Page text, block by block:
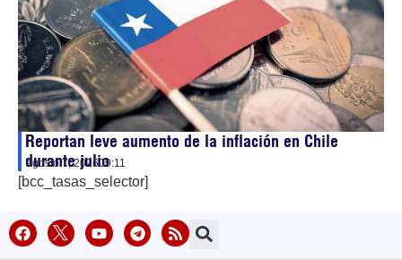
Reportan leve aumento de la inflación en Chile
durante julio
agosto 7, 202609:11
[bcc_tasas_selector]